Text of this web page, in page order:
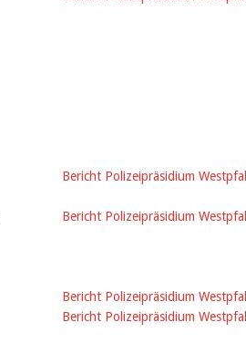
Bericht Polizeipräsidium
Bericht Polizeipräsidium
Bericht Polizeipräsidium
Bericht Polizeipräsidium